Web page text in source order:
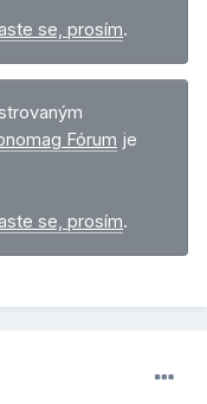
se, prosím.
Fórum je
se, prosím.